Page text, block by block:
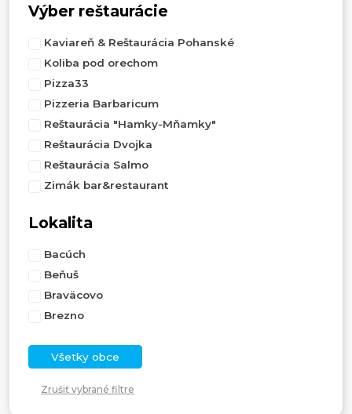
Výber reštaurácie
Kaviareň & Reštaurácia Pohanské
Koliba pod orechom
Pizza33
Pizzeria Barbaricum
Reštaurácia "Hamky-Mňamky"
Reštaurácia Dvojka
Reštaurácia Salmo
Zimák bar&restaurant
Lokalita
Bacúch
Beňuš
Braväcovo
Brezno
Všetky obce
Zrušiť vybrané filtre